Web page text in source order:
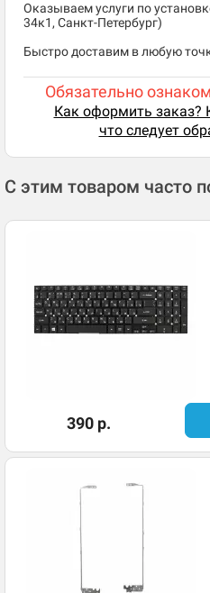
Оказываем услуги по
34к1, Санкт-Петербург)
Быстро доставим в любую
Обязательно
Как оформить заказ?
что следует
С этим товаром часто
390 р.